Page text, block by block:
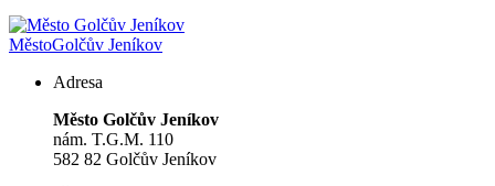
MěstoGolčův Jeníkov
Adresa
Město Golčův Jeníkov
nám. T.G.M. 110
582 82 Golčův Jeníkov